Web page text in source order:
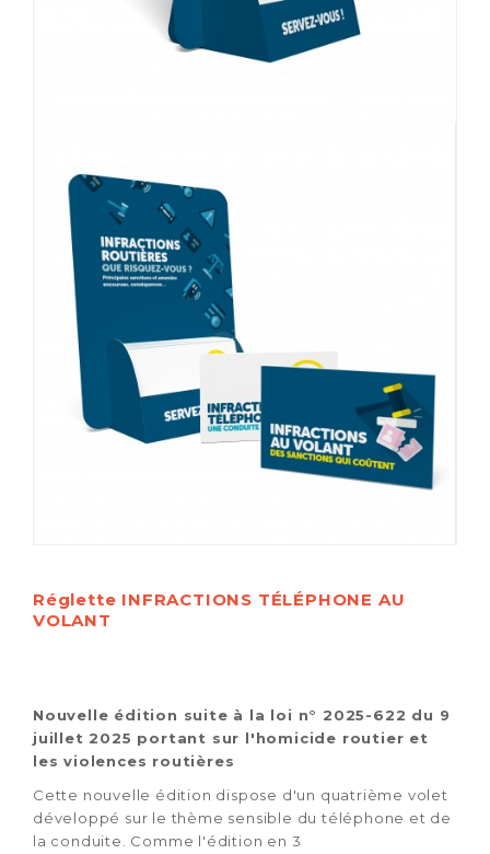
Réglette INFRACTIONS TÉLÉPHONE AU
VOLANT
Nouvelle édition suite à la loi n° 2025-622 du 9
juillet 2025 portant sur l'homicide routier et
les violences routières
Cette nouvelle édition dispose d'un quatrième volet
développé sur le thème sensible du téléphone et de
la conduite. Comme l'édition en 3